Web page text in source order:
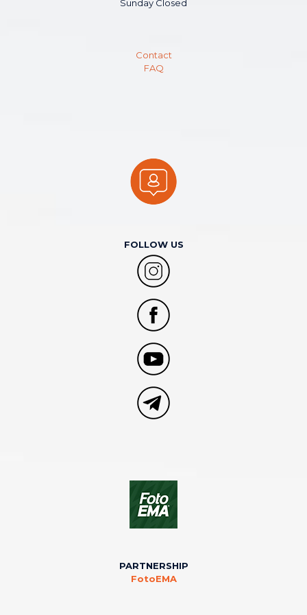
Sunday Closed
Contact
FAQ
FOLLOW US
PARTNERSHIP
FotoEMA